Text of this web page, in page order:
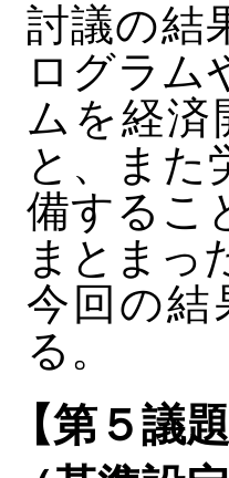
討議の結
ログラム
ムを経済
と、また
備するこ
まとまっ
今回の結
る。
【第５議